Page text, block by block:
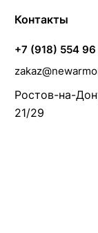
Контакты
+7 (918) 554
Ростов-на-
21/29